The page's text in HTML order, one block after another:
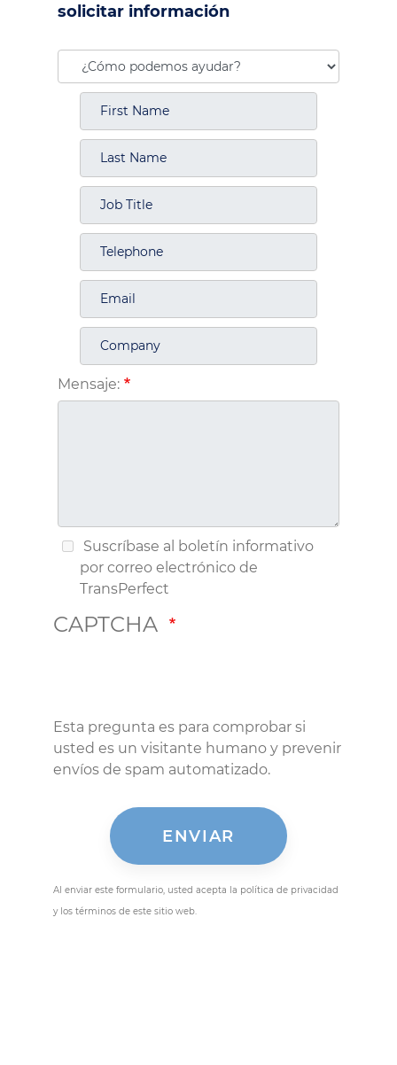
solicitar información
Mensaje:
Suscríbase al boletín informativo
por correo electrónico de
TransPerfect
CAPTCHA
Esta pregunta es para comprobar si
usted es un visitante humano y prevenir
envíos de spam automatizado.
Al enviar este formulario, usted acepta la política de privacidad
y los términos de este sitio web.